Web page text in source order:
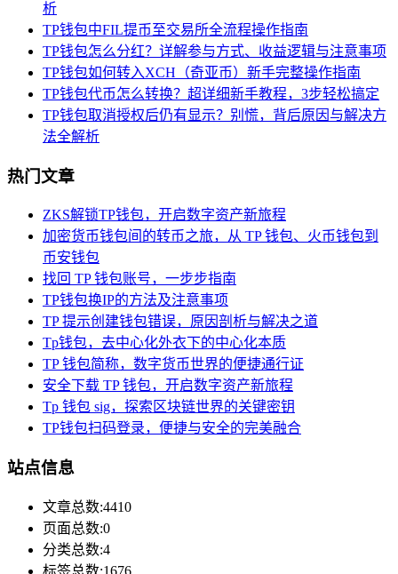
析
TP钱包中FIL提币至交易所全流程操作指南
TP钱包怎么分红？详解参与方式、收益逻辑与注意事项
TP钱包如何转入XCH（奇亚币）新手完整操作指南
TP钱包代币怎么转换？超详细新手教程，3步轻松搞定
TP钱包取消授权后仍有显示？别慌，背后原因与解决方
法全解析
热门文章
ZKS解锁TP钱包，开启数字资产新旅程
加密货币钱包间的转币之旅，从 TP 钱包、火币钱包到
币安钱包
找回 TP 钱包账号，一步步指南
TP钱包换IP的方法及注意事项
TP 提示创建钱包错误，原因剖析与解决之道
Tp钱包，去中心化外衣下的中心化本质
TP 钱包简称，数字货币世界的便捷通行证
安全下载 TP 钱包，开启数字资产新旅程
Tp 钱包 sig，探索区块链世界的关键密钥
TP钱包扫码登录，便捷与安全的完美融合
站点信息
文章总数:4410
页面总数:0
分类总数:4
标签总数:1676